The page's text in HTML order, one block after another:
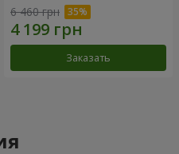
6 460 грн
Заказать